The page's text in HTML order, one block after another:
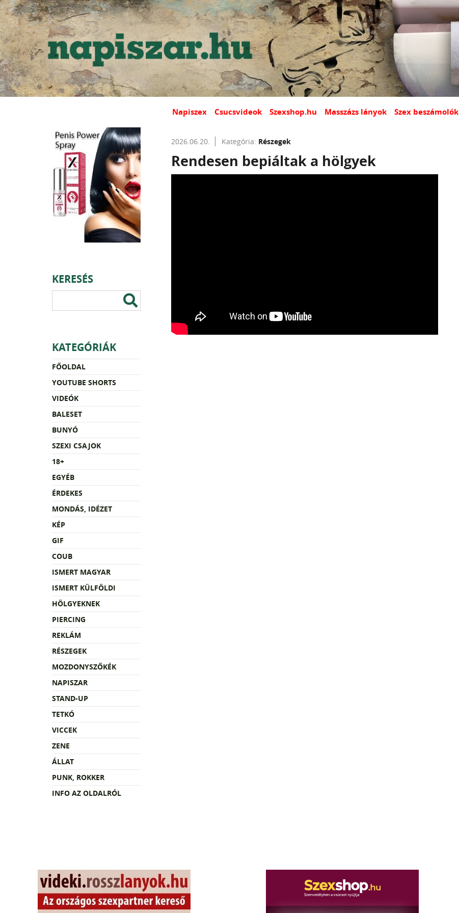
Napiszex Csucsvideok Szexshop.hu Masszázs lányok Szex beszámolók
KERESÉS
KATEGÓRIÁK
FŐOLDAL
YOUTUBE SHORTS
VIDEÓK
BALESET
BUNYÓ
SZEXI CSAJOK
18+
EGYÉB
ÉRDEKES
MONDÁS, IDÉZET
KÉP
GIF
COUB
ISMERT MAGYAR
ISMERT KÜLFÖLDI
HÖLGYEKNEK
PIERCING
REKLÁM
RÉSZEGEK
MOZDONYSZŐKÉK
NAPISZAR
STAND-UP
TETKÓ
VICCEK
ZENE
ÁLLAT
PUNK, ROKKER
INFO AZ OLDALRÓL
2026.06.20. Kategória: Részegek
Rendesen bepiáltak a hölgyek